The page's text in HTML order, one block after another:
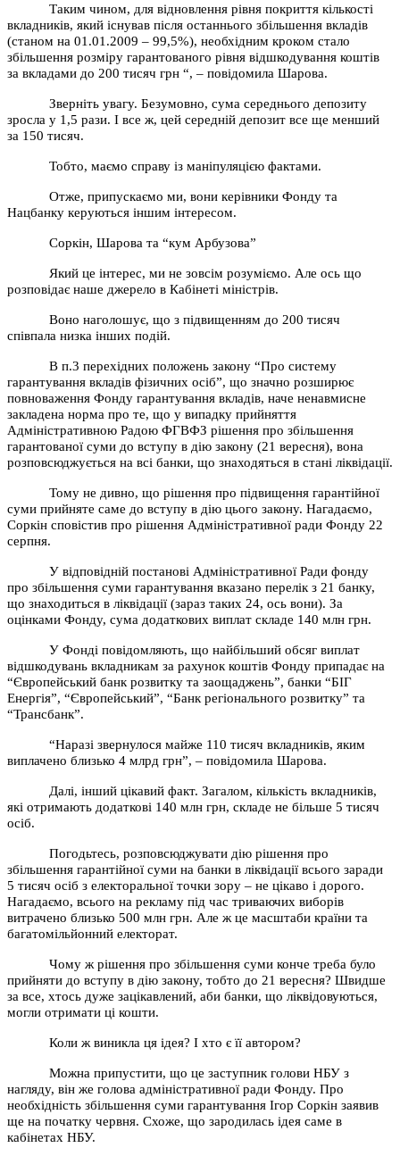
Таким чином, для відновлення рівня покриття кількості
вкладників, який існував після останнього збільшення вкладів
(станом на 01.01.2009 – 99,5%), необхідним кроком стало
збільшення розміру гарантованого рівня відшкодування коштів
за вкладами до 200 тисяч грн “, – повідомила Шарова.
Зверніть увагу. Безумовно, сума середнього депозиту
зросла у 1,5 рази. І все ж, цей середній депозит все ще менший
за 150 тисяч.
Тобто, маємо справу із маніпуляцією фактами.
Отже, припускаємо ми, вони керівники Фонду та
Нацбанку керуються іншим інтересом.
Соркін, Шарова та “кум Арбузова”
Який це інтерес, ми не зовсім розуміємо. Але ось що
розповідає наше джерело в Кабінеті міністрів.
Воно наголошує, що з підвищенням до 200 тисяч
співпала низка інших подій.
В п.3 перехідних положень закону “Про систему
гарантування вкладів фізичних осіб”, що значно розширює
повноваження Фонду гарантування вкладів, наче ненавмисне
закладена норма про те, що у випадку прийняття
Адміністративною Радою ФГВФЗ рішення про збільшення
гарантованої суми до вступу в дію закону (21 вересня), вона
розповсюджується на всі банки, що знаходяться в стані ліквідації.
Тому не дивно, що рішення про підвищення гарантійної
суми прийняте саме до вступу в дію цього закону. Нагадаємо,
Соркін сповістив про рішення Адміністративної ради Фонду 22
серпня.
У відповідній постанові Адміністративної Ради фонду
про збільшення суми гарантування вказано перелік з 21 банку,
що знаходиться в ліквідації (зараз таких 24, ось вони). За
оцінками Фонду, сума додаткових виплат складе 140 млн грн.
У Фонді повідомляють, що найбільший обсяг виплат
відшкодувань вкладникам за рахунок коштів Фонду припадає на
“Європейський банк розвитку та заощаджень”, банки “БІГ
Енергія”, “Європейський”, “Банк регіонального розвитку” та
“Трансбанк”.
“Наразі звернулося майже 110 тисяч вкладників, яким
виплачено близько 4 млрд грн”, – повідомила Шарова.
Далі, інший цікавий факт. Загалом, кількість вкладників,
які отримають додаткові 140 млн грн, складе не більше 5 тисяч
осіб.
Погодьтесь, розповсюджувати дію рішення про
збільшення гарантійної суми на банки в ліквідації всього заради
5 тисяч осіб з електоральної точки зору – не цікаво і дорого.
Нагадаємо, всього на рекламу під час триваючих виборів
витрачено близько 500 млн грн. Але ж це масштаби країни та
багатомільйонний електорат.
Чому ж рішення про збільшення суми конче треба було
прийняти до вступу в дію закону, тобто до 21 вересня? Швидше
за все, хтось дуже зацікавлений, аби банки, що ліквідовуються,
могли отримати ці кошти.
Коли ж виникла ця ідея? І хто є її автором?
Можна припустити, що це заступник голови НБУ з
нагляду, він же голова адміністративної ради Фонду. Про
необхідність збільшення суми гарантування Ігор Соркін заявив
ще на початку червня. Схоже, що зародилась ідея саме в
кабінетах НБУ.